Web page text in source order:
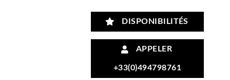
DISPONIBILITÉS
APPELER
+33(0)494798761